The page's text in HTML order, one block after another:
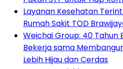
Layanan Kesehatan
Rumah Sakit TOD
Weichai Group: 40 Tahun
Bekerja sama
Lebih Hijau dan Cerdas